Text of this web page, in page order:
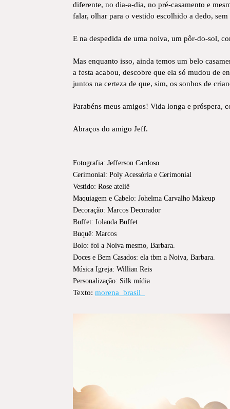
diferente, no dia-a-dia, no pré-casamento e
falar, olhar para o vestido escolhido a dedo,
E na despedida de uma noiva, um pôr-do-sol,
Mas enquanto isso, ainda temos um belo
a festa acabou, descobre que ela só mudou de
juntos na certeza de que, sim, os sonhos de
Parabéns meus amigos! Vida longa e próspera,
Abraços do amigo Jeff.
Fotografia: Jefferson Cardoso
Cerimonial: Poly Acessória e Cerimonial
Vestido: Rose ateliê
Maquiagem e Cabelo: Johelma Carvalho Makeup
Decoração: Marcos Decorador
Buffet: Iolanda Buffet
Buquê: Marcos
Bolo: foi a Noiva mesmo, Barbara.
Doces e Bem Casados: ela tbm a Noiva, Barbara.
Música Igreja: Willian Reis
Personalização: Silk mídia
Texto: morena_brasil_